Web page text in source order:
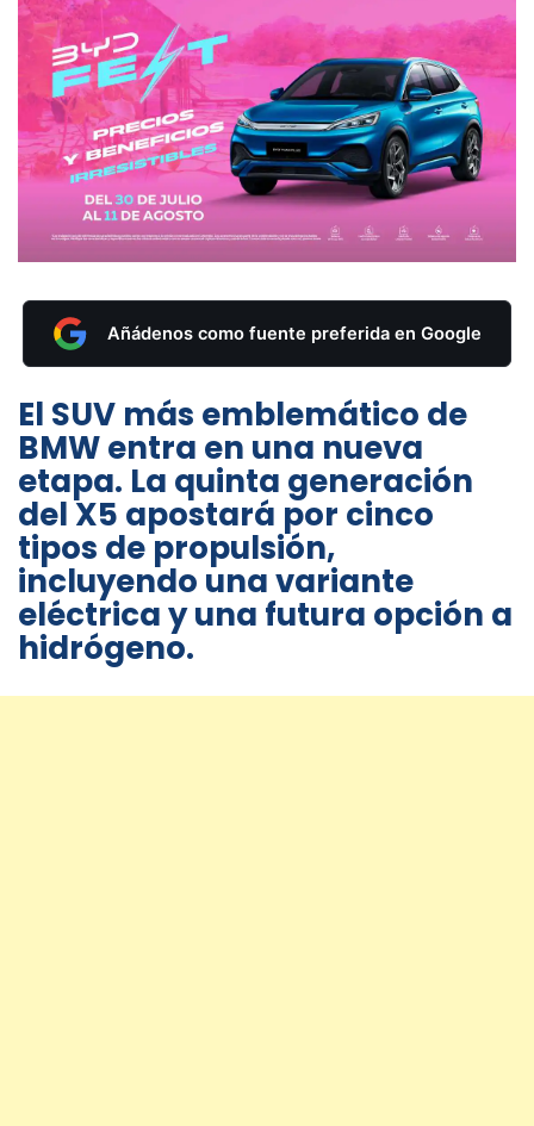
Añádenos como fuente preferida en Google
El SUV más emblemático de
BMW entra en una nueva
etapa. La quinta generación
del X5 apostará por cinco
tipos de propulsión,
incluyendo una variante
eléctrica y una futura opción a
hidrógeno.